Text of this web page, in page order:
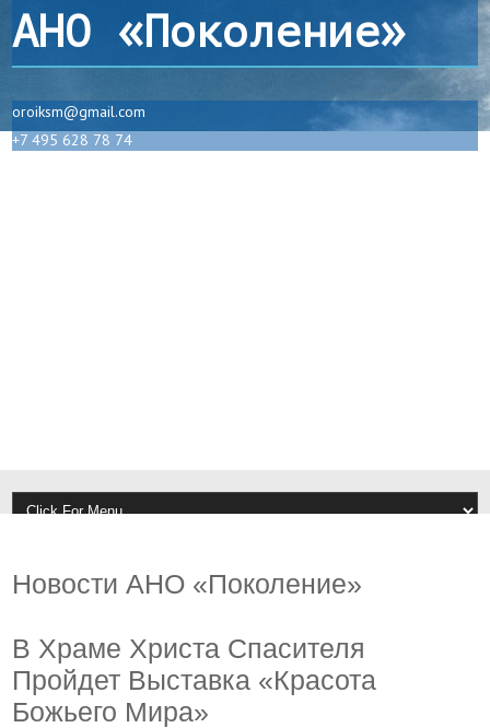
АНО «Поколение»
oroiksm@gmail.com
+7 495 628 78 74
Новости АНО «Поколение»
В Храме Христа Спасителя
Пройдет Выставка «Красота
Божьего Мира»